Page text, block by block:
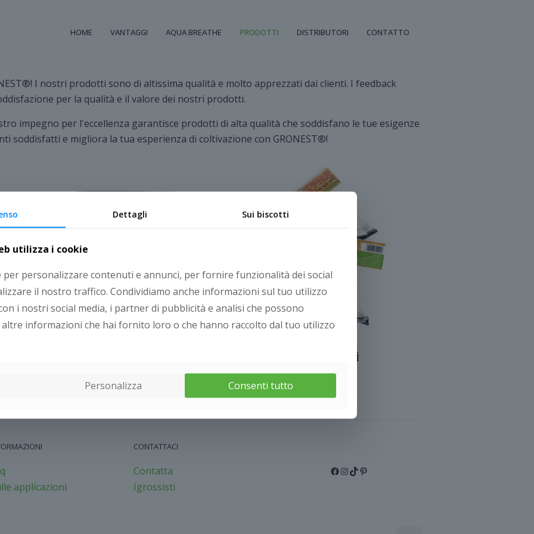
HOME VANTAGGI AQUA BREATHE PRODOTTI DISTRIBUTORI CONTATTO
I nostri prodotti sono di altissima qualità e molto apprezzati dai clienti. I feedback
per la qualità e il valore dei nostri prodotti.
impegno per l'eccellenza garantisce prodotti di alta qualità che soddisfano le tue esigenze
soddisfatti e migliora la tua esperienza di coltivazione con GRONEST®!
Accessori
applicazioni
CONTATTACI
Contatta
Igrossisti
Facebook InstagramTikTok Pinterest
Dettagli Sui biscotti
utilizza i cookie
per personalizzare contenuti e annunci, per fornire funzionalità dei social
il nostro traffico. Condividiamo anche informazioni sul tuo utilizzo
i nostri social media, i partner di pubblicità e analisi che possono
informazioni che hai fornito loro o che hanno raccolto dal tuo utilizzo
Personalizza Consenti tutto